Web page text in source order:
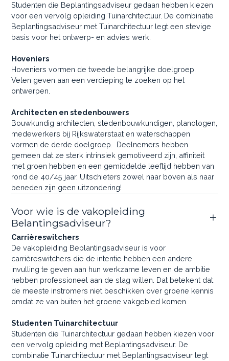
Studenten die Beplantingsadviseur gedaan hebben kiezen
voor een vervolg opleiding Tuinarchitectuur. De combinatie
Beplantingsadviseur met Tuinarchitectuur legt een stevige
basis voor het ontwerp- en advies werk.
Hoveniers
Hoveniers vormen de tweede belangrijke doelgroep.
Velen geven aan een verdieping te zoeken op het
ontwerpen.
Architecten en stedenbouwers
Bouwkundig architecten, stedenbouwkundigen, planologen,
medewerkers bij Rijkswaterstaat en waterschappen
vormen de derde doelgroep. Deelnemers hebben
gemeen dat ze sterk intrinsiek gemotiveerd zijn, affiniteit
met groen hebben en een gemiddelde leeftijd hebben van
rond de 40/45 jaar. Uitschieters zowel naar boven als naar
beneden zijn geen uitzondering!
Voor wie is de vakopleiding
Belantingsadviseur?
Carrièreswitchers
De vakopleiding Beplantingsadviseur is voor
carrièreswitchers die de intentie hebben een andere
invulling te geven aan hun werkzame leven en de ambitie
hebben professioneel aan de slag willen. Dat betekent dat
de meeste instromers niet beschikken over groene kennis
omdat ze van buiten het groene vakgebied komen.
Studenten Tuinarchitectuur
Studenten die Tuinarchitectuur gedaan hebben kiezen voor
een vervolg opleiding met Beplantingsadviseur. De
combinatie Tuinarchitectuur met Beplantingsadviseur legt